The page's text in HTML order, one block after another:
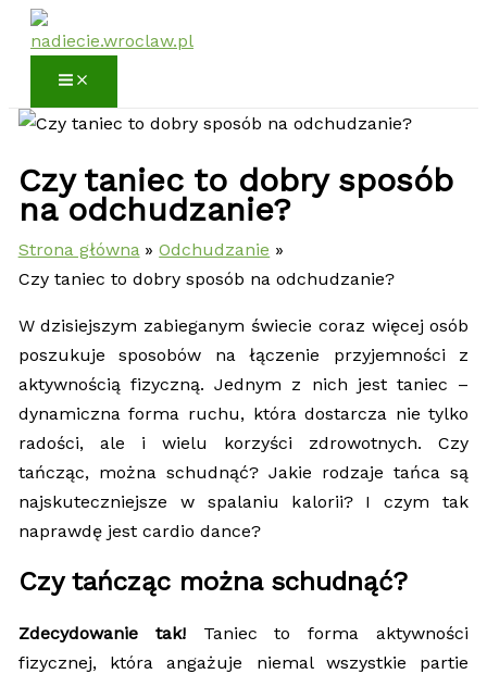
Przejdź
Czy taniec to dobry sposób
na odchudzanie?
Strona główna
Odchudzanie
Czy taniec to dobry sposób na odchudzanie?
W dzisiejszym zabieganym świecie coraz więcej osób
poszukuje sposobów na łączenie przyjemności z
aktywnością fizyczną. Jednym z nich jest taniec –
dynamiczna forma ruchu, która dostarcza nie tylko
radości, ale i wielu korzyści zdrowotnych. Czy
tańcząc, można schudnąć? Jakie rodzaje tańca są
najskuteczniejsze w spalaniu kalorii? I czym tak
naprawdę jest cardio dance?
Czy tańcząc można schudnąć?
Zdecydowanie tak!Taniec to forma aktywności
fizycznej, która angażuje niemal wszystkie partie